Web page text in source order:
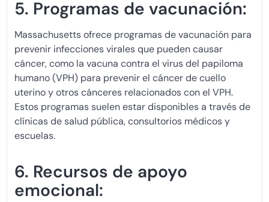
5. Programas de vacunación:
Massachusetts ofrece programas de vacunación para
prevenir infecciones virales que pueden causar
cáncer, como la vacuna contra el virus del papiloma
humano (VPH) para prevenir el cáncer de cuello
uterino y otros cánceres relacionados con el VPH.
Estos programas suelen estar disponibles a través de
clínicas de salud pública, consultorios médicos y
escuelas.
6. Recursos de apoyo
emocional: